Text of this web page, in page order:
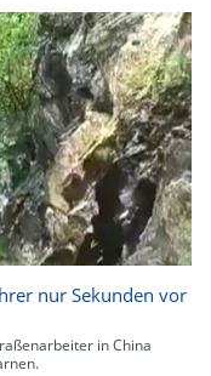
nur Sekunden vor
in China